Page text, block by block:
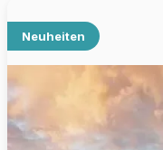
Format
Alter
Künstlerinnen und
Zubehör
Neuheiten